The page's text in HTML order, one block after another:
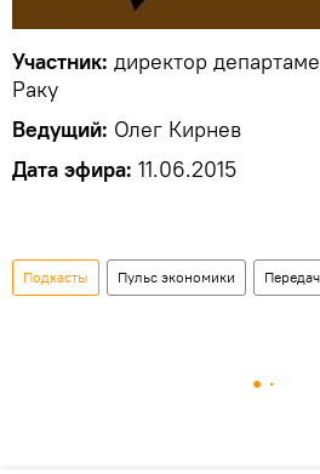
Участник: директор
Раку
Ведущий: Олег Кирнев
Дата эфира: 11.06.2015
Подкасты Пульс экономики